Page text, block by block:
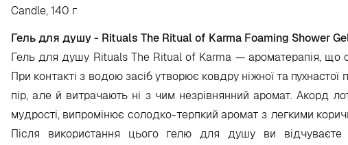
Candle, 140 г
Гель для душу - Rituals The Ritual of Karma Foaming Shower
Гель для душу Rituals The Ritual of Karma — ароматерапія, що
При контакті з водою засіб утворює ковдру ніжної та
пір, але й витрачають ні з чим незрівнянний аромат. Акорд
мудрості, випромінює солодко-терпкий аромат з легкими
Після використання цього гелю для душу ви